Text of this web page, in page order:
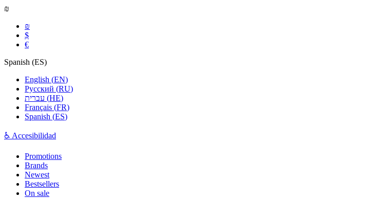
₪
₪
$
€
Spanish (ES)
English (EN)
Русский (RU)
(HE)
Français (FR)
Spanish (ES)
♿ Accesibilidad
Promotions
Brands
Newest
Bestsellers
On sale